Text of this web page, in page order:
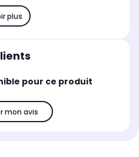
plus
pour ce produit
mon avis